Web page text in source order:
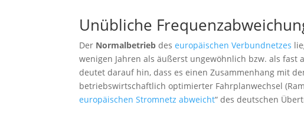
Unübliche
Der Normalbetrieb deseuropäischen Verbundnetzes
wenigen Jahren als äußerst ungewöhnlich bzw. als
deutet darauf hin, dass es einen Zusammenhang mit
betriebswirtschaftlich optimierter Fahrplanwechsel
europäischen Stromnetz abweicht“ des deutschen